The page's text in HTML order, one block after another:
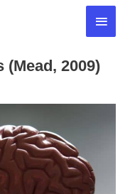
2009)